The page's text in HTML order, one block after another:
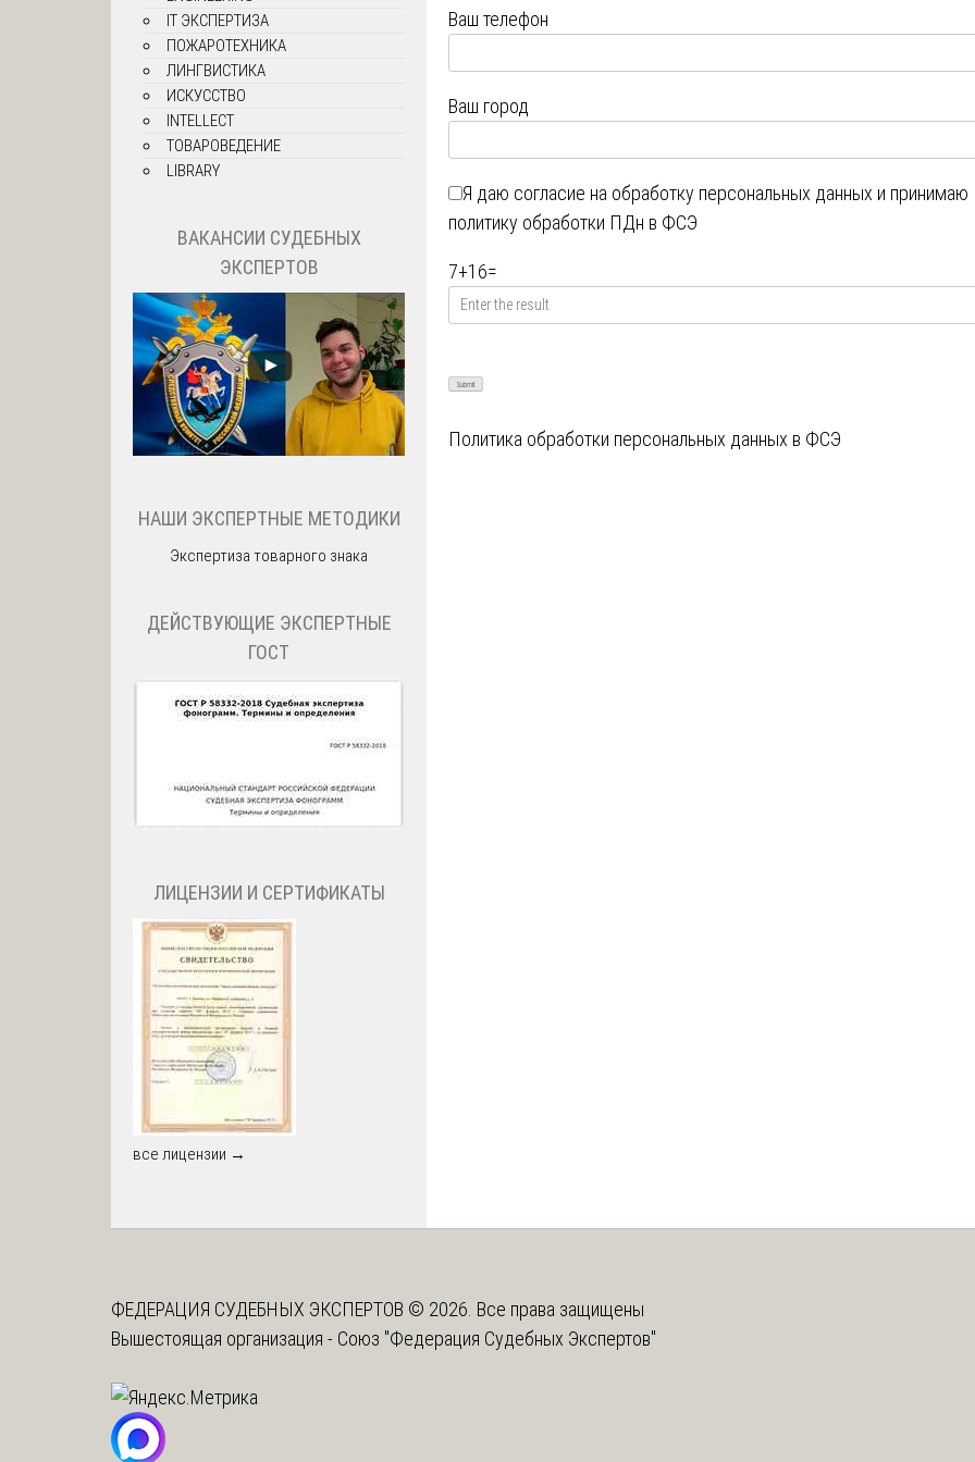
Ваш телефон
Ваш город
Я даю согласие на обработку персональных данных и принимаю
политику обработки ПДн в ФСЭ
7+16=
Политика обработки персональных данных в ФСЭ
IT ЭКСПЕРТИЗА
ПОЖАРОТЕХНИКА
ЛИНГВИСТИКА
ИСКУССТВО
INTELLECT
ТОВАРОВЕДЕНИЕ
LIBRARY
ВАКАНСИИ СУДЕБНЫХ
ЭКСПЕРТОВ
НАШИ ЭКСПЕРТНЫЕ МЕТОДИКИ
Экспертиза товарного знака
ДЕЙСТВУЮЩИЕ ЭКСПЕРТНЫЕ
ГОСТ
ЛИЦЕНЗИИ И СЕРТИФИКАТЫ
все лицензии →
ФЕДЕРАЦИЯ СУДЕБНЫХ ЭКСПЕРТОВ © 2026. Все права защищены
Вышестоящая организация - Союз "Федерация Судебных Экспертов"